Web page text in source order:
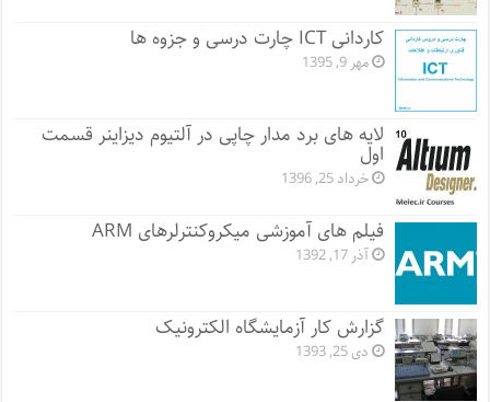
کاردانی ICT چارت درسی و جزوه ها
مهر 9, 1395
لایه های برد مدار چاپی در آلتیوم دیزاینر قسمت
اول
خرداد 25, 1396
فیلم های آموزشی میکروکنترلرهای ARM
آذر 17, 1392
گزارش کار آزمایشگاه الکترونیک
دی 25, 1393